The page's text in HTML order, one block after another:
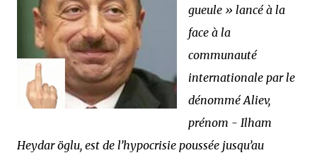
gueule » lancé à la
face à la
communauté
internationale par le
dénommé Aliev,
prénom - Ilham
Heydar öglu, est de l’hypocrisie poussée jusqu’au